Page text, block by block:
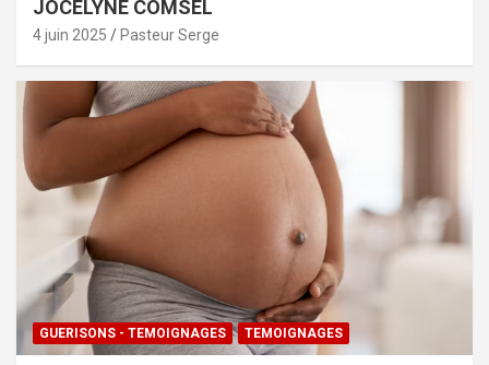
JOCELYNE COMSEL
4 juin 2025 Pasteur Serge
GUERISONS - TEMOIGNAGES TEMOIGNAGES